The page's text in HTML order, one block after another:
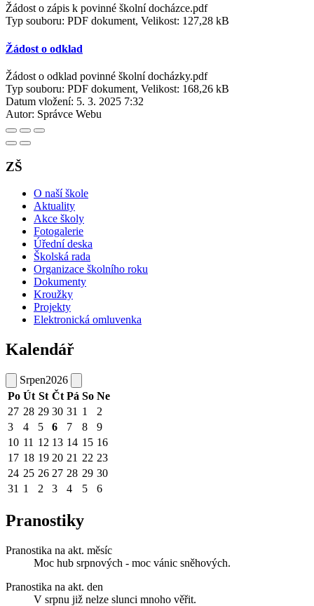
Žádost o zápis k povinné školní docházce.pdf
Typ souboru: PDF dokument, Velikost: 127,28 kB
Žádost o odklad
Žádost o odklad povinné školní docházky.pdf
Typ souboru: PDF dokument, Velikost: 168,26 kB
Datum vložení: 5. 3. 2025 7:32
Autor: Správce Webu
ZŠ
O naší škole
Aktuality
Akce školy
Fotogalerie
Úřední deska
Školská rada
Organizace školního roku
Dokumenty
Kroužky
Projekty
Elektronická omluvenka
Kalendář
Srpen2026
Po Út St Čt Pá So Ne
27 28 29 30 31 1
2
3
4 5 6 7 8
9
10 11 12 13 14 15 16
17 18 19 20 21 22 23
24 25 26 27 28 29 30
31 1 2 3 4 5 6
Pranostiky
Pranostika na akt. měsíc
Moc hub srpnových - moc vánic sněhových.
Pranostika na akt. den
V srpnu již nelze slunci mnoho věřit.